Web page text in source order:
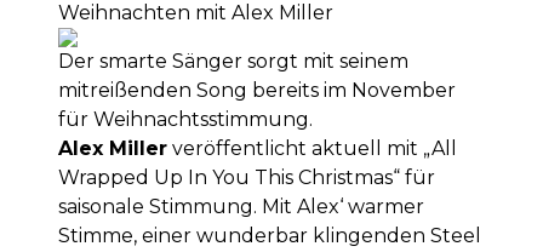
Weihnachten mit Alex Miller
Der smarte Sänger sorgt mit seinem
mitreißenden Song bereits im November
für Weihnachtsstimmung.
Alex Miller veröffentlicht aktuell mit „All
Wrapped Up In You This Christmas“ für
saisonale Stimmung. Mit Alex‘ warmer
Stimme, einer wunderbar klingenden Steel